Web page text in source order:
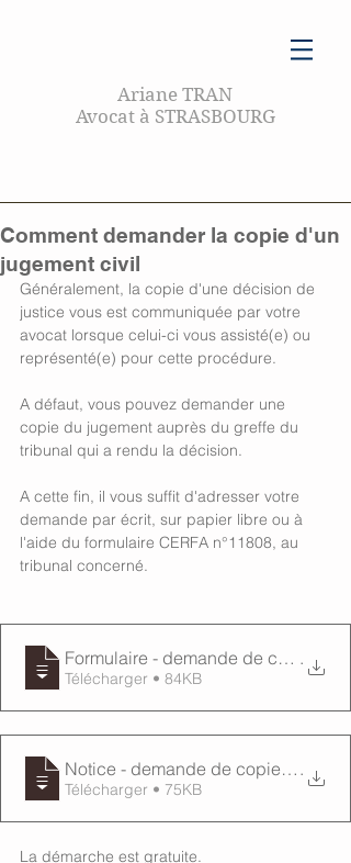
Ariane TRAN
Avocat à STRASBOURG
Comment demander la copie d'un
jugement civil
Généralement, la copie d'une décision de
justice vous est communiquée par votre
avocat lorsque celui-ci vous assisté(e) ou
représenté(e) pour cette procédure.
A défaut, vous pouvez demander une
copie du jugement auprès du greffe du
tribunal qui a rendu la décision.
A cette fin, il vous suffit d'adresser votre
demande par écrit, sur papier libre ou à
l'aide du formulaire CERFA n°11808, au
tribunal concerné.
Formulaire - demande de copie d'un
.
Télécharger • 84KB
Notice - demande de copie d'une
.
Télécharger • 75KB
La démarche est gratuite.